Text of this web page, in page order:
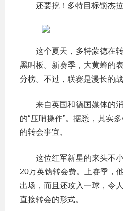
还要挖！多特目标锁杰
这个夏天，多特蒙德在
黑叫板。新赛季，大黄蜂的
分榜。不过，联赛是漫长的
来自英国和德国媒体的
的“压哨操作”。据悉，其实
的转会事宜。
这位红军新星的来头不
20万英镑转会费。上赛季，
出场，而且还攻入一球，令
直接转会的形式。